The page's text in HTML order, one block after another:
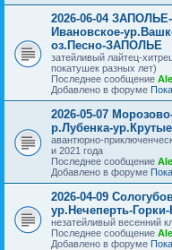
2026-06-04
Ивановское-
оз.Песно-ЗАПОЛЬЕ
затейливый лайтец-
покатушек разных лет)
Последнее сообщение
Добавлено в форуме
2026-05-07
р.Лубенка-
авантюрно-
и 2021 года
Последнее сообщение
Добавлено в форуме
2026-04-09
ур.Нечеперть-
незатейливый весенний
Последнее сообщение
Добавлено в форуме